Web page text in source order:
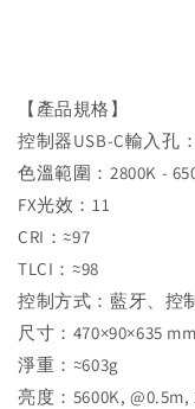
【產品規格】
控制器USB-C輸入孔
色溫範圍：2800K -
FX光效：11
CRI：≈97
TLCI：≈98
控制方式：藍牙、控
尺寸：470×90×635 mm
淨重：≈603g
亮度：5600K, @0.5m,